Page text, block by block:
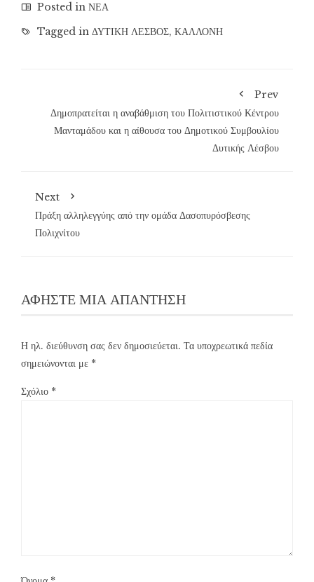
Posted in ΝΕΑ
Tagged in ΔΥΤΙΚΗ ΛΕΣΒΟΣ, ΚΑΛΛΟΝΗ
Prev
Δημοπρατείται η αναβάθμιση του Πολιτιστικού Κέντρου
Μανταμάδου και η αίθουσα του Δημοτικού Συμβουλίου
Δυτικής Λέσβου
Next
Πράξη αλληλεγγύης από την ομάδα Δασοπυρόσβεσης
Πολιχνίτου
ΑΦΉΣΤΕ ΜΙΑ ΑΠΆΝΤΗΣΗ
Η ηλ. διεύθυνση σας δεν δημοσιεύεται. Τα υποχρεωτικά πεδία
σημειώνονται με *
Σχόλιο *